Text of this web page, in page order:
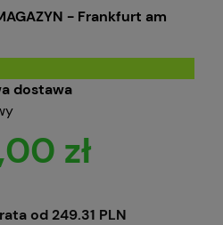
- Frankfurt am
dostawa
zł
od 249.31 PLN